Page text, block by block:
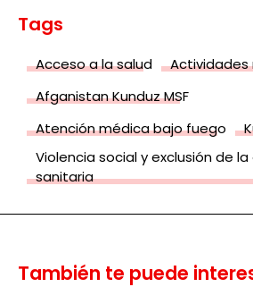
Tags
Acceso a la salud
Actividades
Afganistan Kunduz MSF
Atención médica bajo fuego
Violencia social y exclusión de
sanitaria
También te puede